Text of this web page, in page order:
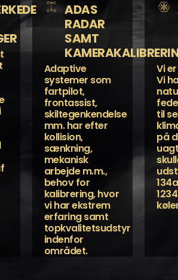
ADAS
RADAR
SAMT
Adaptive
systemer som
fartpilot,
frontassist,
skiltegenkendelse
mm. har efter
kollision,
sænkning,
mekanisk
arbejde m.m.,
behov for
kalibrering, hvor
vi har ekstrem
erfaring samt
topkvalitetsudstyr
indenfor
området.
Vi
Vi
til
på